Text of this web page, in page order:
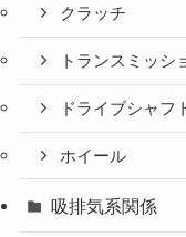
クラッチ
トランスミッシ
ドライブシャフ
ホイール
吸排気系関係